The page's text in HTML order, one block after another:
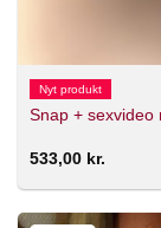
Nyt produkt
Snap + sexvideo
533,00 kr.